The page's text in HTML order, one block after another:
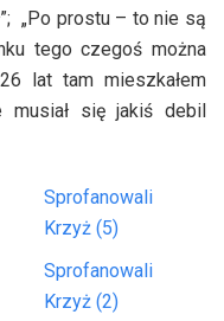
„Po prostu – to nie są
tego czegoś można
lat tam mieszkałem
musiał się jakiś debil
Sprofanowali
Krzyż (5)
Sprofanowali
Krzyż (2)